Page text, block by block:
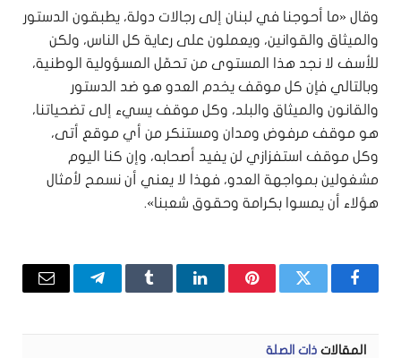
وقال «ما أحوجنا في لبنان إلى رجالات دولة، يطبقون الدستور
والميثاق والقوانين، ويعملون على رعاية كل الناس، ولكن
للأسف لا نجد هذا المستوى من تحمّل المسؤولية الوطنية،
وبالتالي فإن كل موقف يخدم العدو هو ضد الدستور
والقانون والميثاق والبلد، وكل موقف يسيء إلى تضحياتنا،
هو موقف مرفوض ومدان ومستنكر من أي موقع أتى،
وكل موقف استفزازي لن يفيد أصحابه، وإن كنا اليوم
مشغولين بمواجهة العدو، فهذا لا يعني أن نسمح لأمثال
هؤلاء أن يمسوا بكرامة وحقوق شعبنا».
فيسبوكتويتر بينتيريستلينكدإنTumblrتيلقرامالبريد
المقالات ذات الصلة